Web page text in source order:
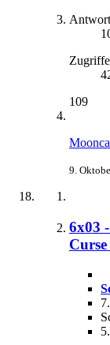
Zugriffe
109
9.
6x03